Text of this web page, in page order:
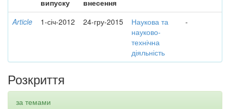
випуску
внесення
Article 1-січ-2012 24-гру-2015
Наукова та
науково-
технічна
діяльність
-
Розкриття
за темами